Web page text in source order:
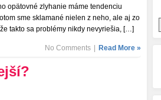
opätovné zlyhanie máme tendenciu
sme sklamané nielen z neho, ale aj zo
takto sa problémy nikdy nevyriešia, […]
No Comments Read More »